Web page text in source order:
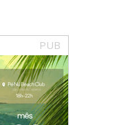
PUB